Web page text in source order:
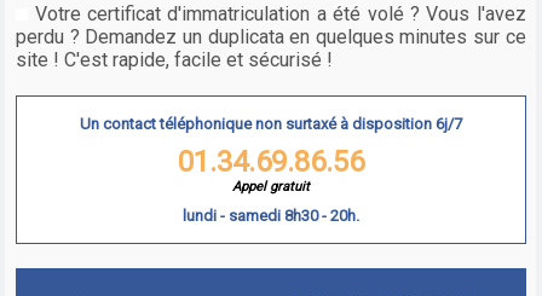
Votre certificat d'immatriculation a été volé ? Vous l'avez
perdu ? Demandez un duplicata en quelques minutes sur ce
site ! C'est rapide, facile et sécurisé !
Un contact téléphonique non surtaxé à disposition 6j/7
01.34.69.86.56
Appel gratuit
lundi - samedi 8h30 - 20h.